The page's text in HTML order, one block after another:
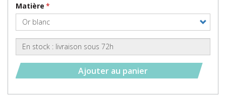
Matière
Ajouter au panier